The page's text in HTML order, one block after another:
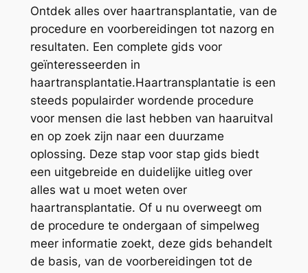
Ontdek alles over haartransplantatie, van de
procedure en voorbereidingen tot nazorg en
resultaten. Een complete gids voor
geïnteresseerden in
haartransplantatie.Haartransplantatie is een
steeds populairder wordende procedure
voor mensen die last hebben van haaruitval
en op zoek zijn naar een duurzame
oplossing. Deze stap voor stap gids biedt
een uitgebreide en duidelijke uitleg over
alles wat u moet weten over
haartransplantatie. Of u nu overweegt om
de procedure te ondergaan of simpelweg
meer informatie zoekt, deze gids behandelt
de basis, van de voorbereidingen tot de